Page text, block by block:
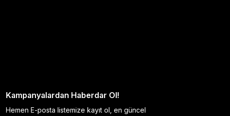
Kampanyalardan Haberdar Ol!
Hemen E-posta listemize kayıt ol, en güncel